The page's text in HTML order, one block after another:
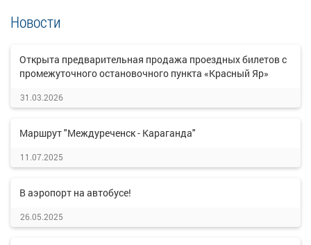
Новости
Открыта предварительная продажа проездных билетов с
промежуточного остановочного пункта «Красный Яр»
31.03.2026
Маршрут "Междуреченск - Караганда"
11.07.2025
В аэропорт на автобусе!
26.05.2025